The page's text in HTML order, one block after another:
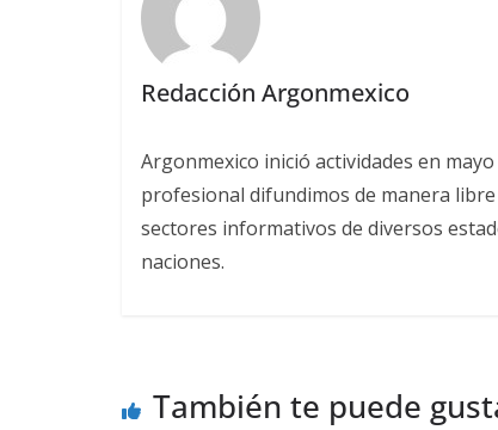
Redacción Argonmexico
Argonmexico inició actividades en
profesional difundimos de manera
sectores informativos de diversos
naciones.
También te puede